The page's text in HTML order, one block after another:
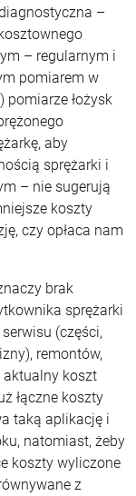
–
– regularnym i
pomiarem w
pomiarze łożysk
aby
sprężarki i
– nie sugerują
koszty
czy opłaca nam
brak
sprężarki
(części,
remontów,
aktualny koszt
łączne koszty
taką aplikację i
natomiast, żeby
koszty wyliczone
z